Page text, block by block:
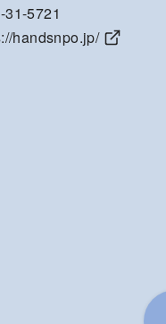
31-5721
handsnpo.jp/